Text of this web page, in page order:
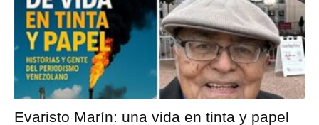
Evaristo Marín: una vida en tinta y papel